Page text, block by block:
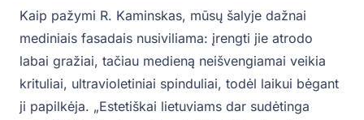
Kaip pažymi R. Kaminskas, mūsų šalyje dažnai
mediniais fasadais nusiviliama: įrengti jie atrodo
labai gražiai, tačiau medieną neišvengiamai veikia
krituliai, ultravioletiniai spinduliai, todėl laikui bėgant
ji papilkėja. „Estetiškai lietuviams dar sudėtinga